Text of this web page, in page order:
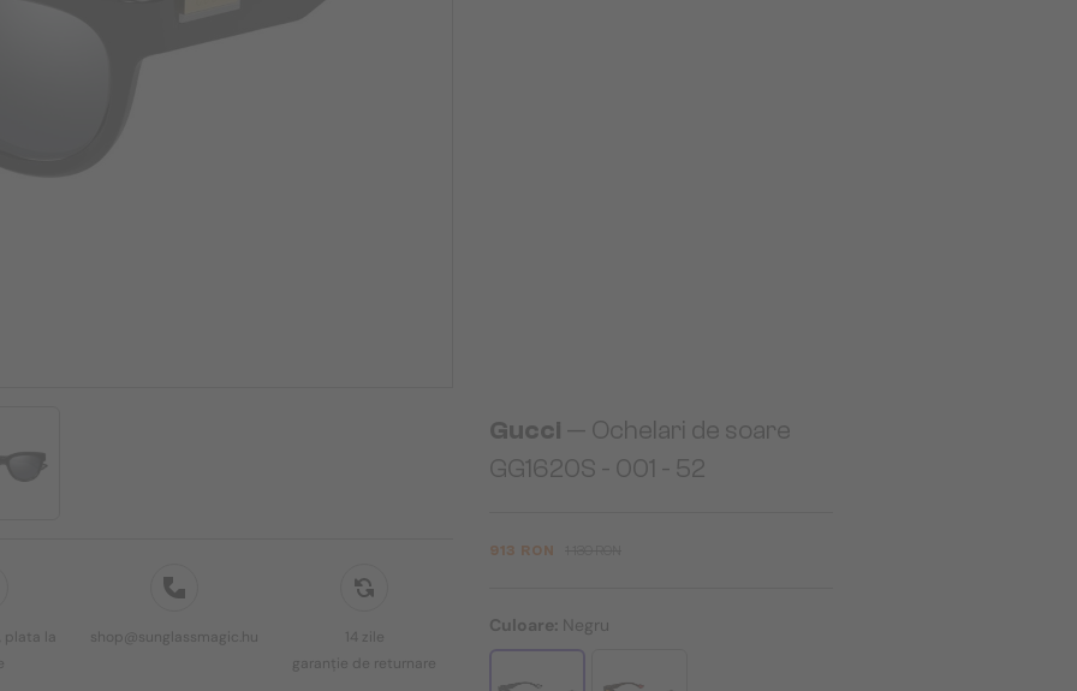
plata la
shop@sunglassmagic.hu
14 zile
garanție de returnare
Gucci — Ochelari de soare
GG1620S - 001 - 52
913 RON
Culoare: Negru